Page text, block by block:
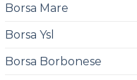
Borsa Mare
Borsa Ysl
Borsa Borbonese